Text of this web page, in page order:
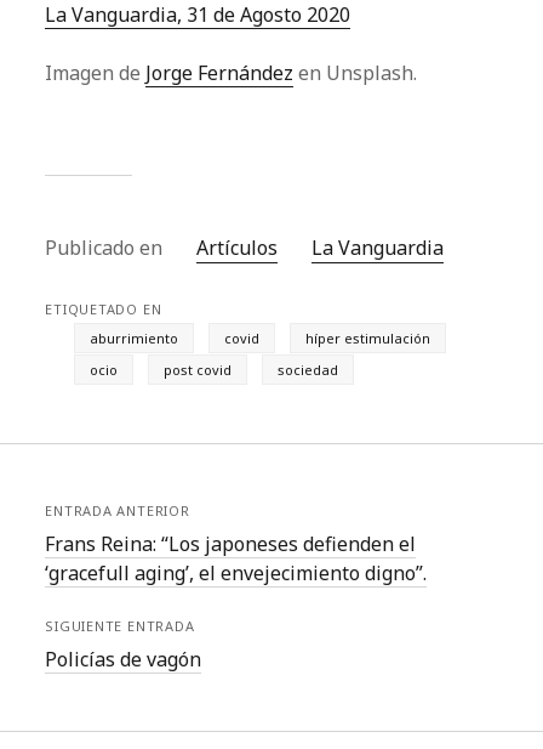
La Vanguardia, 31 de Agosto 2020
Imagen de Jorge Fernández en Unsplash.
Publicado en Artículos La Vanguardia
ETIQUETADO EN
aburrimiento
covid
híper estimulación
ocio
post covid sociedad
ENTRADA ANTERIOR
Frans Reina: “Los japoneses defienden el
‘gracefull aging’, el envejecimiento digno”.
SIGUIENTE ENTRADA
Policías de vagón